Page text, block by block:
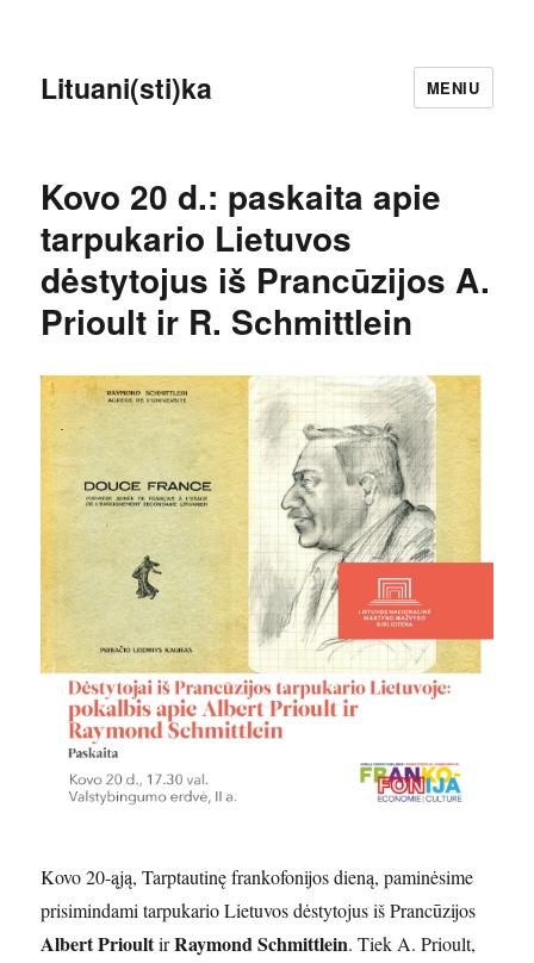
Lituani(sti)ka MENIU
Kovo 20 d.: paskaita apie
tarpukario Lietuvos
dėstytojus iš Prancūzijos A.
Prioult ir R. Schmittlein
Kovo 20-ąją, Tarptautinę frankofonijos dieną, paminėsime
prisimindami tarpukario Lietuvos dėstytojus iš Prancūzijos
Albert PrioultirRaymond Schmittlein. Tiek A. Prioult,